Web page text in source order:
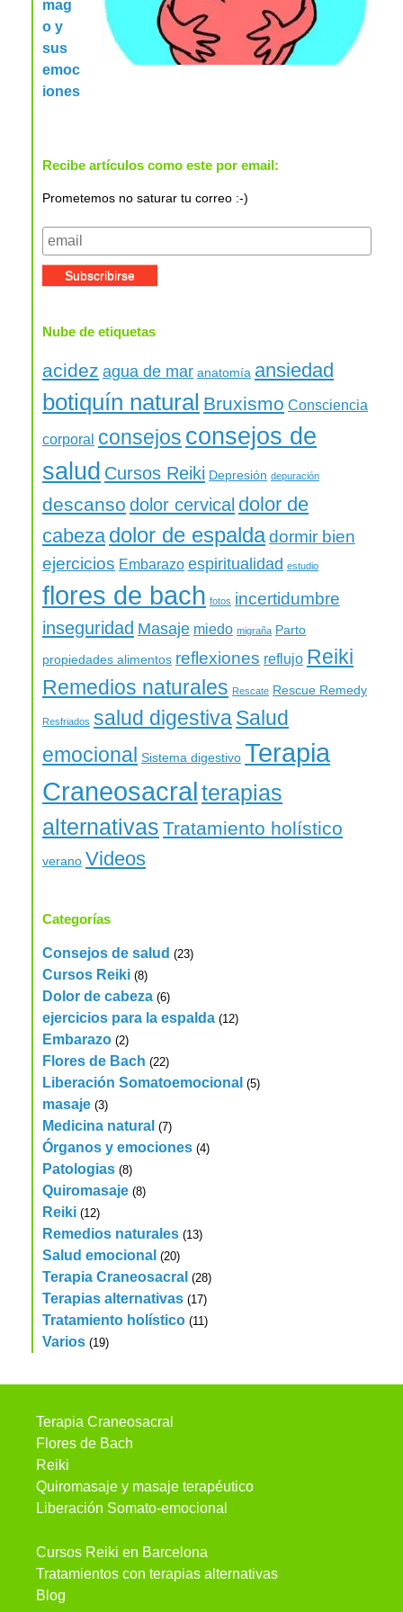
mag
o y
sus
emoc
iones
Recibe artículos como este por email:
Prometemos no saturar tu correo :-)
Nube de etiquetas
acidez agua de mar anatomía ansiedad
botiquín natural Bruxismo Consciencia
corporal consejos consejos de
salud Cursos Reiki Depresión depuración
descanso dolor cervical dolor de
cabeza dolor de espaldadormir bien
ejercicios Embarazo espiritualidad estudio
flores de bach fotos incertidumbre
inseguridad Masaje miedo migraña Parto
propiedades alimentos reflexiones reflujo Reiki
Remedios naturales Rescate Rescue Remedy
Resfriados salud digestivaSalud
emocional Sistema digestivo Terapia
Craneosacralterapias
alternativas Tratamiento holístico
verano Videos
Categorías
Consejos de salud (23)
Cursos Reiki (8)
Dolor de cabeza (6)
ejercicios para la espalda (12)
Embarazo (2)
Flores de Bach (22)
Liberación Somatoemocional (5)
masaje (3)
Medicina natural (7)
Órganos y emociones (4)
Patologias (8)
Quiromasaje (8)
Reiki (12)
Remedios naturales (13)
Salud emocional (20)
Terapia Craneosacral (28)
Terapias alternativas (17)
Tratamiento holístico (11)
Varios (19)
Terapia Craneosacral
Flores de Bach
Reiki
Quiromasaje y masaje terapéutico
Liberación Somato-emocional
Cursos Reiki en Barcelona
Tratamientos con terapias alternativas
Blog